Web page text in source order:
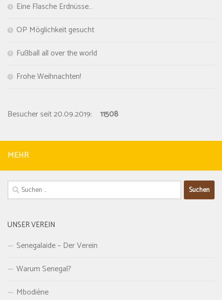
Eine Flasche Erdnüsse…
OP Möglichkeit gesucht
Fußball all over the world
Frohe Weihnachten!
Besucher seit 20.09.2019: 11508
MEHR
Suchen
nach:
UNSER VEREIN
Senegalaide – Der Verein
Warum Senegal?
Mbodiène